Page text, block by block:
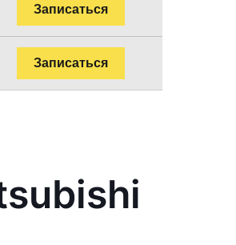
Записаться
Записаться